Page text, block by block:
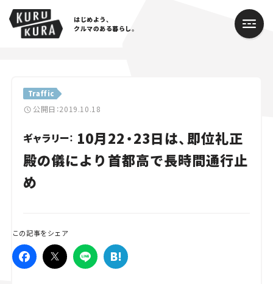
はじめよう、
クルマのある暮らし。
Traffic
公開日：2019.10.18
ギャラリー： 10月22・23日は、即位礼正
殿の儀により首都高で長時間通行止
め
この記事をシェア
Cars
Lifestyle
Traffic
Campaign
人気のハッシュタグ